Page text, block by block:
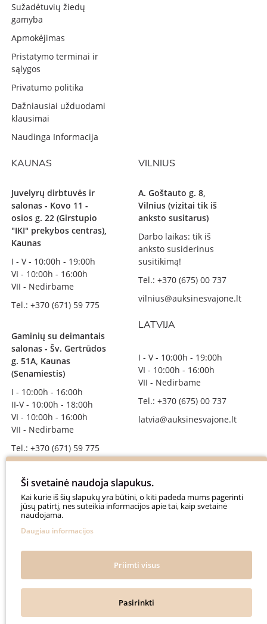
Sužadėtuvių žiedų
gamyba
Apmokėjimas
Pristatymo terminai ir
sąlygos
Privatumo politika
Dažniausiai užduodami
klausimai
Naudinga Informacija
KAUNAS
Juvelyrų dirbtuvės ir
salonas - Kovo 11 -
osios g. 22 (Girstupio
"IKI" prekybos centras),
Kaunas
I - V - 10:00h - 19:00h
VI - 10:00h - 16:00h
VII - Nedirbame
Tel.: +370 (671) 59 775
Gaminių su deimantais
salonas - Šv. Gertrūdos
g. 51A, Kaunas
(Senamiestis)
I - 10:00h - 16:00h
II-V - 10:00h - 18:00h
VI - 10:00h - 16:00h
VII - Nedirbame
Tel.: +370 (671) 59 775
SEKITE MUS
auksinesvajone
auksine_svajone
@auksinesvajone3600
VILNIUS
A. Goštauto g. 8,
Vilnius (vizitai tik iš
anksto susitarus)
Darbo laikas: tik iš
anksto susiderinus
susitikimą!
Tel.: +370 (675) 00 737
vilnius@auksinesvajone.lt
LATVIJA
I - V - 10:00h - 19:00h
VI - 10:00h - 16:00h
VII - Nedirbame
Tel.: +370 (675) 00 737
latvia@auksinesvajone.lt
Ši svetainė naudoja slapukus.
Kai kurie iš šių slapukų yra būtini, o kiti padeda mums pagerinti
jūsų patirtį, nes suteikia informacijos apie tai, kaip svetainė
naudojama.
Daugiau informacijos
Priimti visus
Pasirinkti